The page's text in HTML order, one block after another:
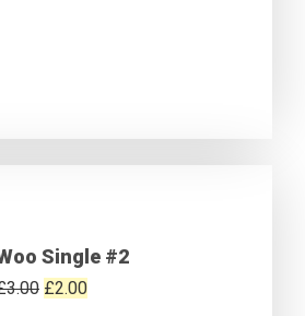
Single #2
3.00 £2.00